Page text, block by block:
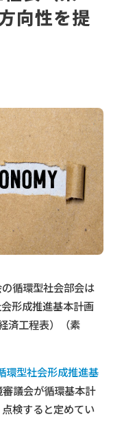
向性を提
循環型社会部会は
形成推進基本計画
済工程表）（素
環型社会形成推進基
議会が循環基本計
検すると定めてい